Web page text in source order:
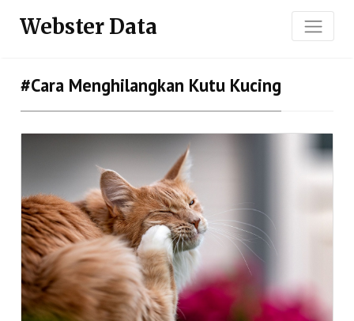
Webster Data
#cara Menghilangkan Kutu Kucing